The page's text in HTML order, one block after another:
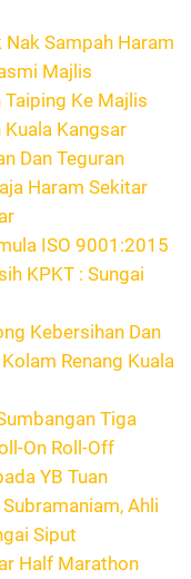
Nak Sampah Haram
Majlis
Taiping Ke Majlis
Kangsar
Dan Teguran
Haram Sekitar
ISO 9001:2015
KPKT : Sungai
Kebersihan Dan
Renang Kuala
Tiga
On Roll-Off
YB Tuan
Ahli
Siput
Half Marathon